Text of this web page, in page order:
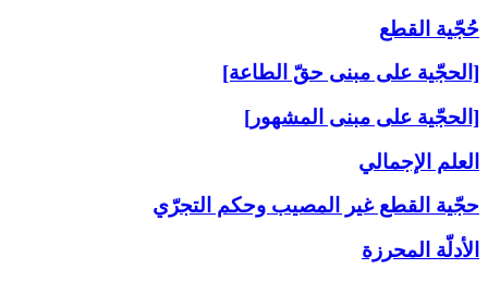
حُجّية القطع
[الحجّية على مبنى حقّ الطاعة]
[الحجّية على مبنى المشهور]
العلم الإجمالي
حجّية القطع غير المصيب وحكم التجرّي
الأدلّة المحرزة